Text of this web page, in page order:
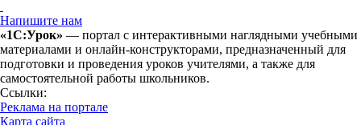
Напишите нам
«1С:Урок» — портал с интерактивными наглядными учебными
материалами и онлайн-конструкторами, предназначенный для
подготовки и проведения уроков учителями, а также для
самостоятельной работы школьников.
Ссылки:
Реклама на портале
Карта сайта